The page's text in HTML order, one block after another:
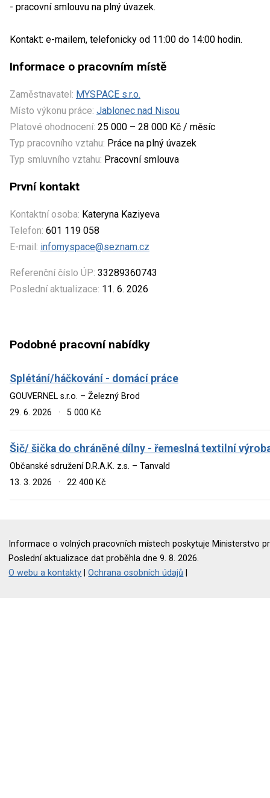
- pracovní smlouvu na plný úvazek.
Kontakt: e-mailem, telefonicky od 11:00 do 14:00 hodin.
Informace o pracovním místě
Zaměstnavatel: MYSPACE s.r.o.
Místo výkonu práce: Jablonec nad Nisou
Platové ohodnocení: 25 000 – 28 000 Kč / měsíc
Typ pracovního vztahu: Práce na plný úvazek
Typ smluvního vztahu: Pracovní smlouva
První kontakt
Kontaktní osoba: Kateryna Kaziyeva
Telefon: 601 119 058
E-mail: infomyspace@seznam.cz
Referenční číslo ÚP: 33289360743
Poslední aktualizace: 11. 6. 2026
Podobné pracovní nabídky
Splétání/háčkování - domácí práce
GOUVERNEL s.r.o. – Železný Brod
29. 6. 2026
· 5 000 Kč
Šič/ šička do chráněné dílny - řemeslná textilní
Občanské sdružení D.R.A.K. z.s. – Tanvald
13. 3. 2026
· 22 400 Kč
Informace o volných pracovních místech poskytuje Ministerstvo
Poslední aktualizace dat proběhla dne 9. 8. 2026.
O webu a kontakty |Ochrana osobních údajů